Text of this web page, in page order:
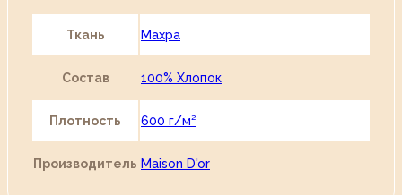
Ткань Махра
Состав 100% Хлопок
Плотность 600 г/м²
Производитель Maison D'or